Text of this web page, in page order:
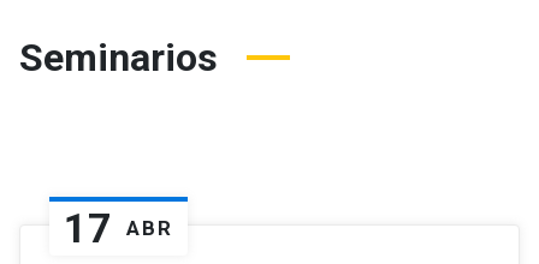
Seminarios
17 ABR